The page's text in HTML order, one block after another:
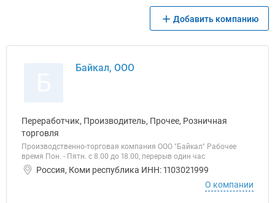
Добавить компанию
Байкал, ООО
Переработчик, Производитель, Прочее, Розничная
торговля
Производственно-торговая компания ООО "Байкал" Рабочее
время Пон. - Пятн. с 8.00 до 18.00, перерыв один час
Россия, Коми республика ИНН: 1103021999
О компании